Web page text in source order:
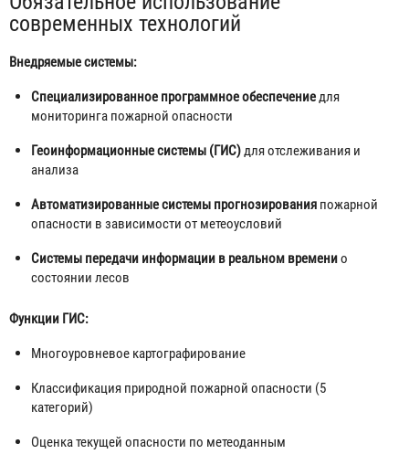
современных технологий
Внедряемые системы:
Специализированное программное обеспечение для
мониторинга пожарной опасности
Геоинформационные системы (ГИС) для отслеживания и
анализа
Автоматизированные системы прогнозирования пожарной
опасности в зависимости от метеоусловий
Системы передачи информации в реальном временио
состоянии лесов
Функции ГИС:
Многоуровневое картографирование
Классификация природной пожарной опасности (5
категорий)
Оценка текущей опасности по метеоданным